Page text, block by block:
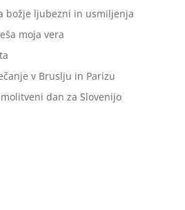
božje ljubezni in usmiljenja
moja vera
v Bruslju in Parizu
dan za Slovenijo